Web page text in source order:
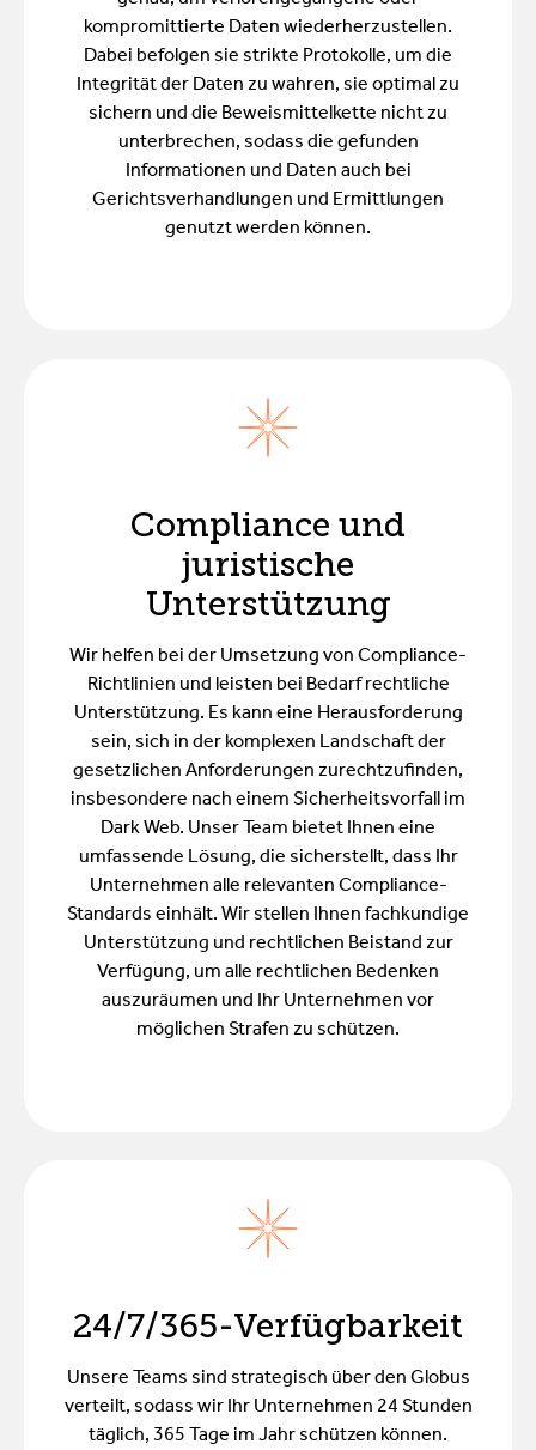
kompromittierte Daten wiederherzustellen.
Dabei befolgen sie strikte Protokolle, um die
Integrität der Daten zu wahren, sie optimal zu
sichern und die Beweismittelkette nicht zu
unterbrechen, sodass die gefunden
Informationen und Daten auch bei
Gerichtsverhandlungen und Ermittlungen
genutzt werden können.
Compliance und
juristische
Unterstützung
Wir helfen bei der Umsetzung von Compliance-
Richtlinien und leisten bei Bedarf rechtliche
Unterstützung. Es kann eine Herausforderung
sein, sich in der komplexen Landschaft der
gesetzlichen Anforderungen zurechtzufinden,
insbesondere nach einem Sicherheitsvorfall im
Dark Web. Unser Team bietet Ihnen eine
umfassende Lösung, die sicherstellt, dass Ihr
Unternehmen alle relevanten Compliance-
Standards einhält. Wir stellen Ihnen fachkundige
Unterstützung und rechtlichen Beistand zur
Verfügung, um alle rechtlichen Bedenken
auszuräumen und Ihr Unternehmen vor
möglichen Strafen zu schützen.
24/7/365-Verfügbarkeit
Unsere Teams sind strategisch über den Globus
verteilt, sodass wir Ihr Unternehmen 24 Stunden
täglich, 365 Tage im Jahr schützen können.